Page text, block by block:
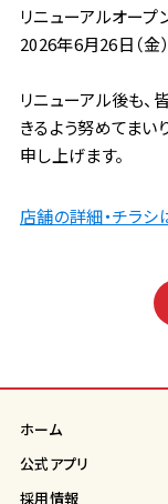
リニューアルオープ
2026年6月26日（金
リニューアル後も
きるよう努めてまい
申し上げます。
店舗の詳細・チラシ
ホーム
公式アプリ
採用情報